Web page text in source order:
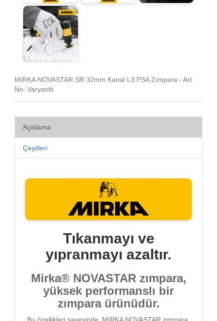
MIRKA NOVASTAR SR 32mm Kanal L3 PSA Zımpara - Art
No: Varyantlı
Açıklama
Çeşitleri
Tıkanmayı ve
yıpranmayı azaltır.
Mirka® NOVASTAR zımpara,
yüksek performanslı bir
zımpara ürünüdür.
Bu özellikleri sayesinde, MIRKA NOVASTAR zımpara,